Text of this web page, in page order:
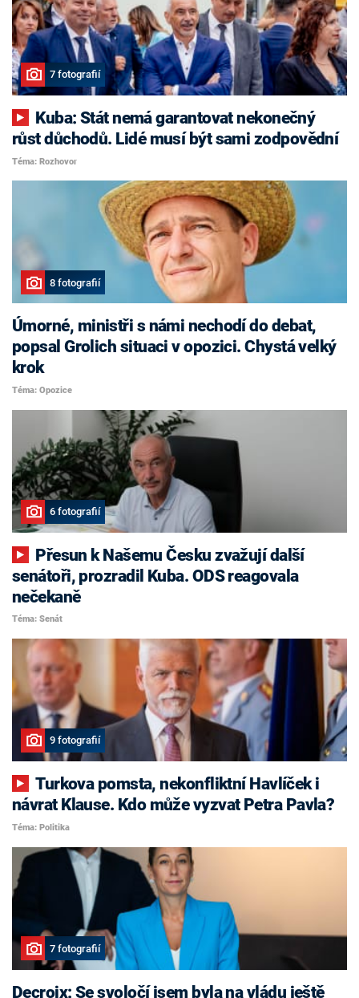
7 fotografií
růst důchodů. Lidé musí být sami zodpovědní
Téma: Rozhovor
8 fotografií
Úmorné, ministři s námi nechodí do debat,
popsal Grolich situaci v opozici. Chystá velký
krok
Téma: Opozice
6 fotografií
senátoři, prozradil Kuba. ODS reagovala
nečekaně
Téma: Senát
9 fotografií
Turkova pomsta, nekonfliktní Havlíček i
návrat Klause. Kdo může vyzvat Petra Pavla?
Téma: Politika
7 fotografií
Decroix: Se svoločí jsem byla na vládu ještě